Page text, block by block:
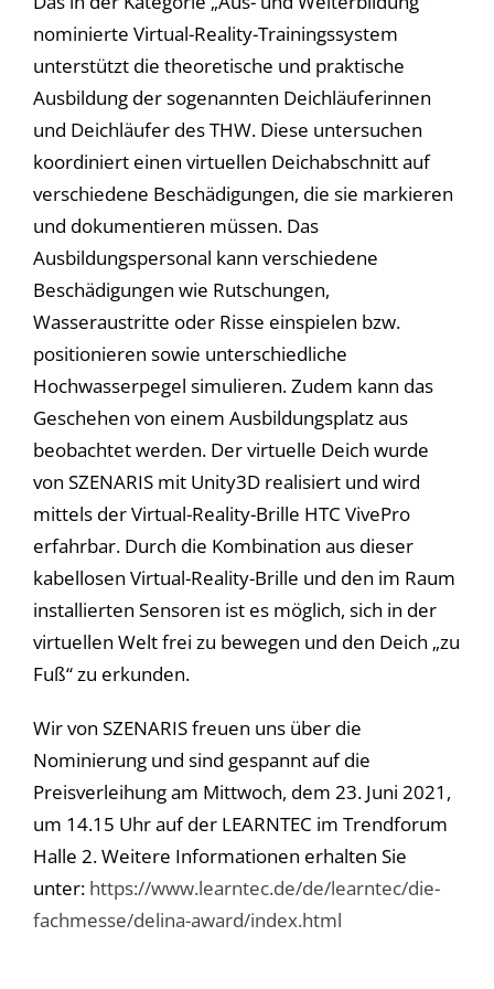
nominierte Virtual-Reality-Trainingssystem
unterstützt die theoretische und praktische
Ausbildung der sogenannten Deichläuferinnen
und Deichläufer des THW. Diese untersuchen
koordiniert einen virtuellen Deichabschnitt auf
verschiedene Beschädigungen, die sie markieren
und dokumentieren müssen. Das
Ausbildungspersonal kann verschiedene
Beschädigungen wie Rutschungen,
Wasseraustritte oder Risse einspielen bzw.
positionieren sowie unterschiedliche
Hochwasserpegel simulieren. Zudem kann das
Geschehen von einem Ausbildungsplatz aus
beobachtet werden. Der virtuelle Deich wurde
von SZENARIS mit Unity3D realisiert und wird
mittels der Virtual-Reality-Brille HTC VivePro
erfahrbar. Durch die Kombination aus dieser
kabellosen Virtual-Reality-Brille und den im Raum
installierten Sensoren ist es möglich, sich in der
virtuellen Welt frei zu bewegen und den Deich „zu
Fuß“ zu erkunden.
Wir von SZENARIS freuen uns über die
Nominierung und sind gespannt auf die
Preisverleihung am Mittwoch, dem 23. Juni 2021,
um 14.15 Uhr auf der LEARNTEC im Trendforum
Halle 2. Weitere Informationen erhalten Sie
unter: https://www.learntec.de/de/learntec/die-
fachmesse/delina-award/index.html
Datenschutzerklärung.
Hier finden Sie eine Übersicht über alle verwendeten Cookies.
Sie können Ihre Einwilligung zu ganzen Kategorien geben
oder sich weitere Informationen anzeigen lassen und so nur
bestimmte Cookies auswählen.
Alle akzeptieren Speichern
Nur essenzielle Cookies akzeptieren
Datenschutzeinstellungen
Essenziell (1)
Essenzielle Cookies ermöglichen grundlegende Funktionen und sind für
die einwandfreie Funktion der Website erforderlich.
Cookie-Informationen anzeigen
Statistiken (1)
Statistik Cookies erfassen Informationen anonym. Diese Informationen
helfen uns zu verstehen, wie unsere Besucher unsere Website nutzen.
Cookie-Informationen anzeigen
Datenschutzerklärung